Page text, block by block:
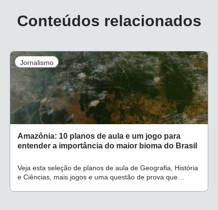
Conteúdos relacionados
Jornalismo
Amazônia: 10 planos de aula e um jogo para
entender a importância do maior bioma do Brasil
Veja esta seleção de planos de aula de Geografia, História
e Ciências, mais jogos e uma questão de prova que